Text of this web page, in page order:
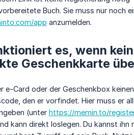
Buch. Sie muss nur noch
app anzumelden.
es, wenn
Geschenkkarte
e-Card oder der Geschenkbox
den er vorfindet. Hier muss er
(unter https://memin.to/
kann direkt loslegen. Du kannst